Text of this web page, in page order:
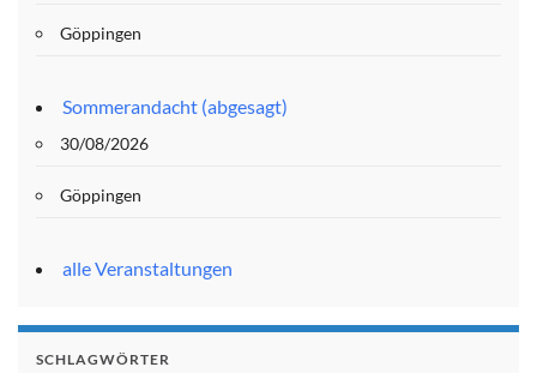
Göppingen
Sommerandacht (abgesagt)
30/08/2026
Göppingen
alle Veranstaltungen
SCHLAGWÖRTER